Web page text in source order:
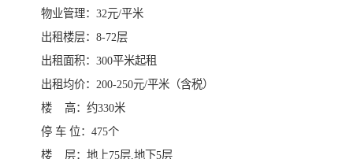
物业管理：32元/平米
出租楼层：8-72层
出租面积：300平米起租
出租均价：200-250元/平米（含税）
楼 高：约330米
停 车 位：475个
楼 层：地上75层,地下5层